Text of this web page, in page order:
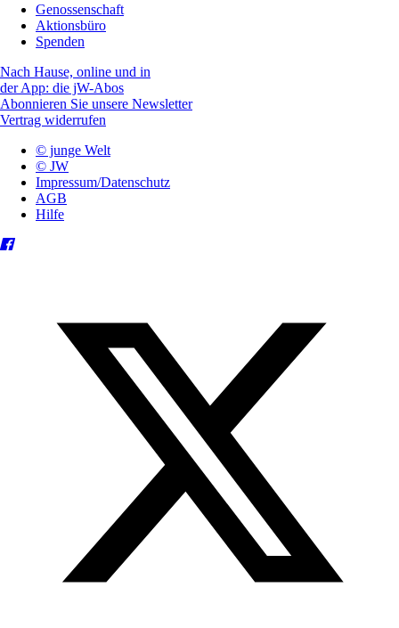
Genossenschaft
Aktionsbüro
Spenden
Nach Hause, online und in
der App: die jW-Abos
Abonnieren Sie unsere Newsletter
Vertrag widerrufen
© junge Welt
© JW
Impressum/Datenschutz
AGB
Hilfe